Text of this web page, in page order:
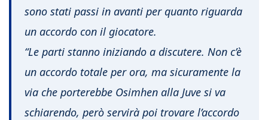
sono stati passi in avanti per quanto riguarda
un accordo con il giocatore.
“Le parti stanno iniziando a discutere. Non c’è
un accordo totale per ora, ma sicuramente la
via che porterebbe Osimhen alla Juve si va
schiarendo, però servirà poi trovare l’accordo